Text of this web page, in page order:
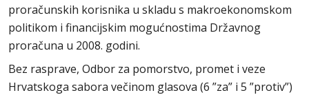
proračunskih korisnika u skladu s makroekonomskom
politikom i financijskim mogućnostima Državnog
proračuna u 2008. godini.
Bez rasprave, Odbor za pomorstvo, promet i veze
Hrvatskoga sabora večinom glasova (6 ”za” i 5 ”protiv”)